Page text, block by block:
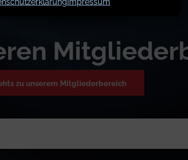
zu unserem Mitgliederbereich